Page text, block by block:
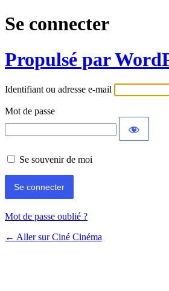
Se connecter
Propulsé par
Identifiant ou adresse e-mail
Mot de passe
Se souvenir de moi
Mot de passe oublié ?
← Aller sur Ciné Cinéma